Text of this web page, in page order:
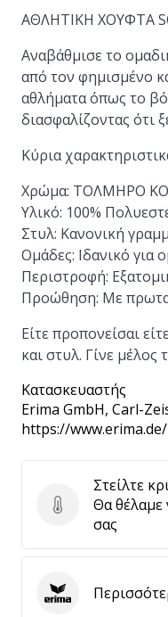
ΑΘΛΗΤΙΚΗ ΧΟΥΦΤΑ
Αναβάθμισε το
από τον φημισμένο
αθλήματα όπως το
διασφαλίζοντας ότι
Κύρια
Χρώμα: ΤΟΛΜΗΡΟ
Υλικό: 100%
Στυλ: Κανονική
Ομάδες: Ιδανικό για
Περιστροφή:
Προώθηση: Με
Είτε προπονείσαι
και στυλ. Γίνε
Κατασκευαστής
Erima GmbH, Carl-
https://
Στείλτε
Στείλτε
Θα θέλαμε
σας
Erima